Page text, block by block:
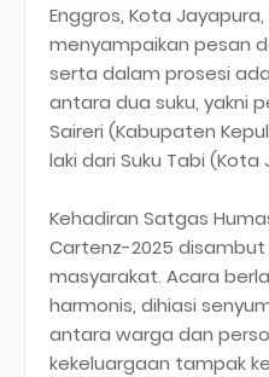
Enggros, Kota
menyampaikan pesan
serta dalam prosesi
antara dua suku, yakni
Saireri (Kabupaten
laki dari Suku Tabi (Kota
Kehadiran Satgas
Cartenz-2025
masyarakat. Acara
harmonis, dihiasi
antara warga dan
kekeluargaan tampak